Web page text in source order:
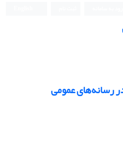
رسانه‌های عمومی